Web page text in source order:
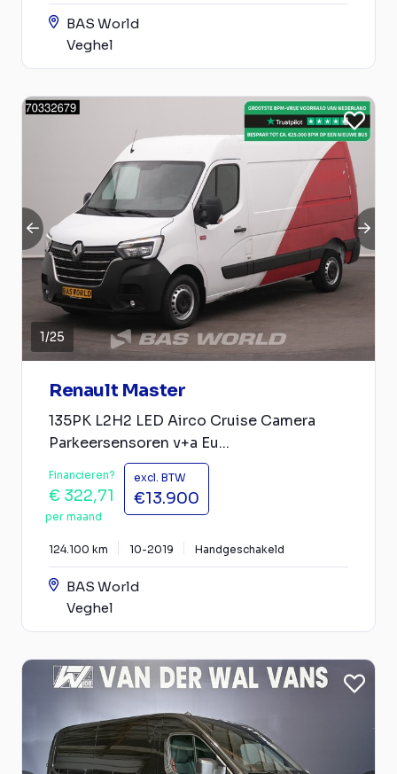
BAS World
Veghel
1/25
Renault Master
135PK L2H2 LED Airco Cruise Camera
Parkeersensoren v+a Eu...
Financieren?
€ 322,71
per maand
excl. BTW
€13.900
124.100 km 10-2019 Handgeschakeld
BAS World
Veghel